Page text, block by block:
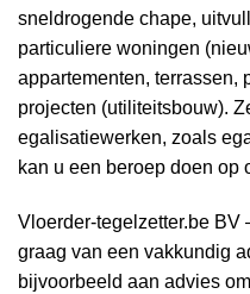
sneldrogende chape,
particuliere woningen
appartementen,
projecten (utiliteitsbouw).
egalisatiewerken, zoals
kan u een beroep doen op
Vloerder-tegelzetter.be BV
graag van een vakkundig
bijvoorbeeld aan advies